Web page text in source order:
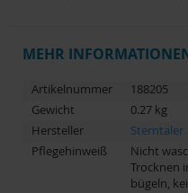
MEHR
Artikelnummer
188205
Gewicht
0.27 kg
Hersteller
Sterntaler
Pflegehinweiß
Nicht
Trocknen
bügeln,